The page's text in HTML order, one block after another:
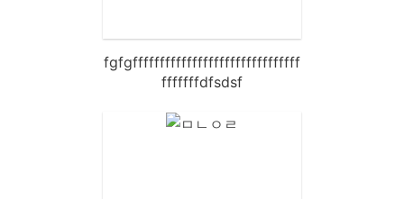
fgfgfffffffffffffffffffffffffffffff
fffffffdfsdsf